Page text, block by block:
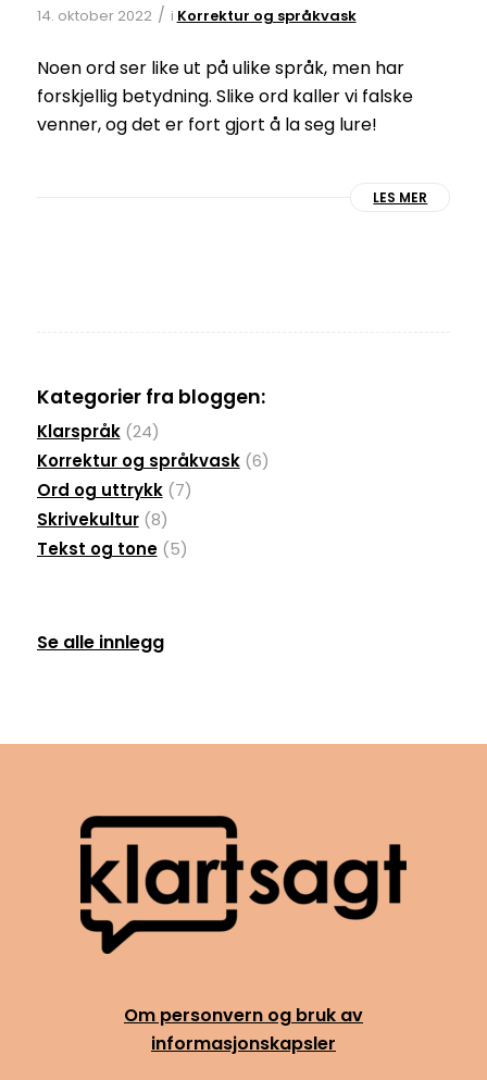
14. oktober 2022 / i Korrektur og språkvask
Noen ord ser like ut på ulike språk, men har
forskjellig betydning. Slike ord kaller vi falske
venner, og det er fort gjort å la seg lure!
LES MER
Kategorier fra bloggen:
Klarspråk(24)
Korrektur og språkvask(6)
Ord og uttrykk(7)
Skrivekultur(8)
Tekst og tone(5)
Se alle innlegg
Om personvern og bruk av
informasjonskapsler